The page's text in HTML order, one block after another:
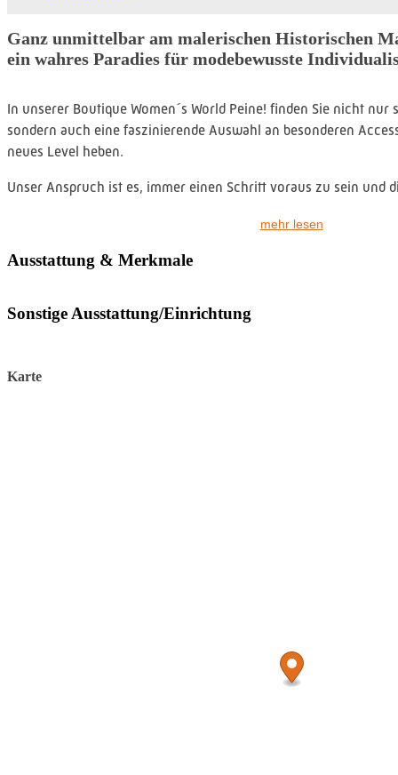
Ganz unmittelbar am malerischen Historischen
ein wahres Paradies für modebewusste
In unserer Boutique Women´s World Peine! finden Sie nicht nur
sondern auch eine faszinierende Auswahl an besonderen
neues Level heben.
Unser Anspruch ist es, immer einen Schritt voraus zu sein und
mehr lesen
Ausstattung & Merkmale
Sonstige Ausstattung/Einrichtung
Karte